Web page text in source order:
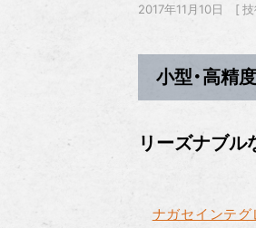
2017年11月10日 技
小型・高精
リーズナブル
ナガセインテグ